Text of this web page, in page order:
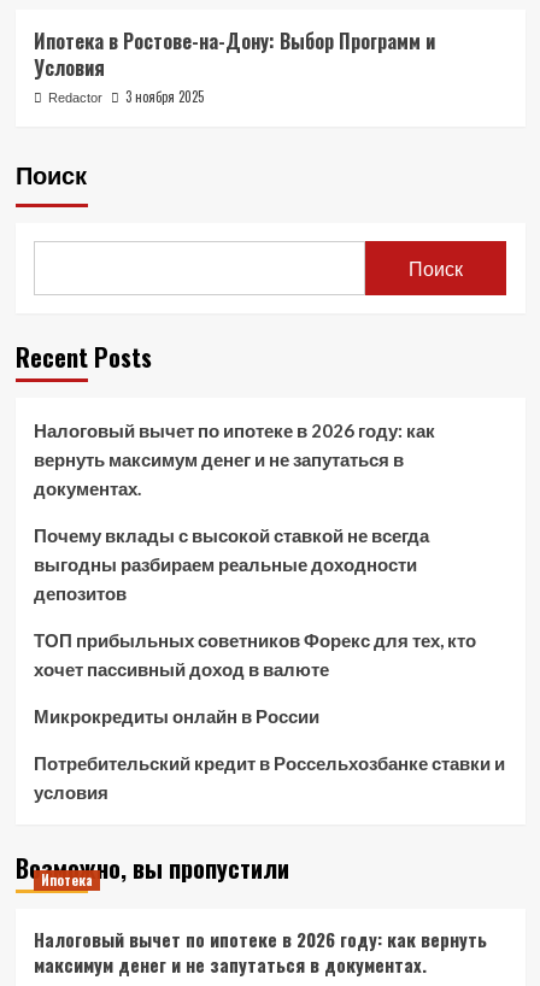
Ипотека в Ростове-на-Дону: Выбор Программ и
Условия
Redactor 3 ноября 2025
Поиск
Поиск
Recent Posts
Налоговый вычет по ипотеке в 2026 году: как
вернуть максимум денег и не запутаться в
документах.
Почему вклады с высокой ставкой не всегда
выгодны разбираем реальные доходности
депозитов
ТОП прибыльных советников Форекс для тех, кто
хочет пассивный доход в валюте
Микрокредиты онлайн в России
Потребительский кредит в Россельхозбанке ставки и
условия
Возможно, вы пропустили
Ипотека
Налоговый вычет по ипотеке в 2026 году: как вернуть
максимум денег и не запутаться в документах.